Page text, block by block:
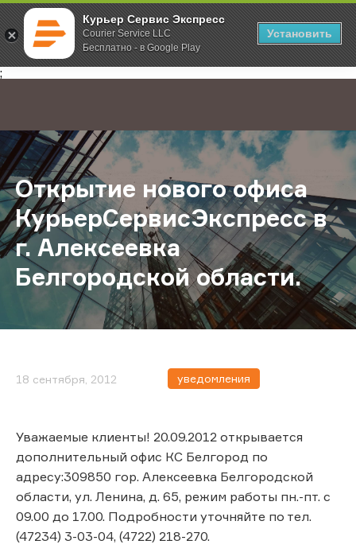
Курьер Сервис Экспресс
Courier Service LLC
Бесплатно - в Google Play
Установить
;
Главная О компании Новости Открытие нового офиса
Открытие нового офиса
КурьерСервисЭкспресс в
г. Алексеевка
Белгородской области.
18 сентября, 2012 уведомления
Уважаемые клиенты! 20.09.2012 открывается
дополнительный офис КС Белгород по
адресу:309850 гор. Алексеевка Белгородской
области, ул. Ленина, д. 65, режим работы пн.-пт. с
09.00 до 17.00. Подробности уточняйте по тел.
(47234) 3-03-04, (4722) 218-270.